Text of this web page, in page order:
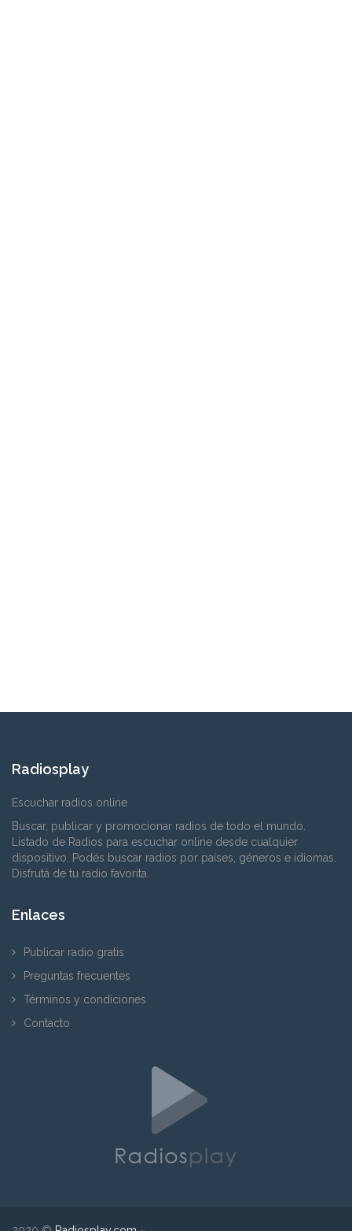
Radiosplay
Escuchar radios online
Buscar, publicar y promocionar radios de todo el mundo.
Listado de Radios para escuchar online desde cualquier
dispositivo. Podés buscar radios por países, géneros e idiomas.
Disfrutá de tu radio favorita.
Enlaces
Publicar radio gratis
Preguntas frecuentes
Términos y condiciones
Contacto